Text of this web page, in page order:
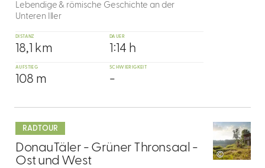
Lebendige & römische Geschichte an der
Unteren Iller
DISTANZ
18,1 km
DAUER
1:14 h
AUFSTIEG
108 m
SCHWIERIGKEIT
-
RADTOUR
8
DonauTäler - Grüner Thronsaal -
Ost und West
©
dazu